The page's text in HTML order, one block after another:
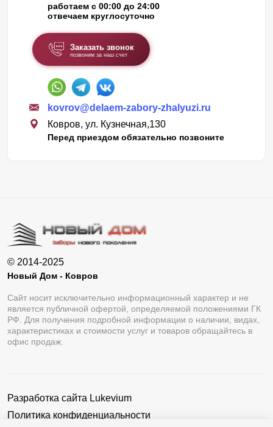
работаем с 00:00 до 24:00
отвечаем круглосуточно
Заказать звонок
позвоним за наш счет
kovrov@delaem-zabory-zhalyuzi.ru
Ковров, ул. Кузнечная,130
Перед приездом обязательно позвоните
© 2014-2025
Новый Дом - Ковров
Сайт носит исключительно информационный характер и не
является публичной офертой, определяемой положениями ГК
РФ. Для получения подробной информации о наличии, видах,
характеристиках и стоимости услуг и товаров обращайтесь в
офис продаж.
Разработка сайта Lukevium
Политика конфиденциальности